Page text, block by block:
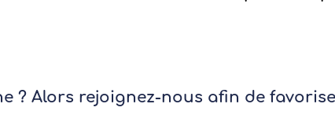
? Alors rejoignez-nous afin de